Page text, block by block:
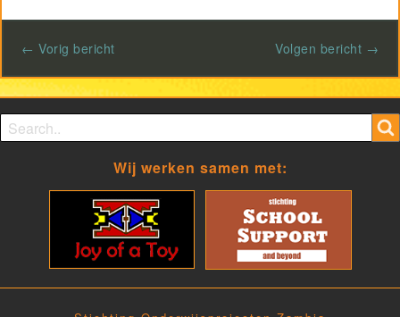
← Vorig bericht Volgen bericht →
Search form
Search
Wij werken samen met: